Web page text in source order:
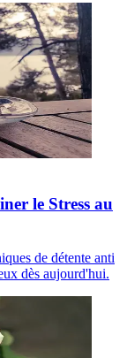
le Stress au
de détente anti
dès aujourd'hui.